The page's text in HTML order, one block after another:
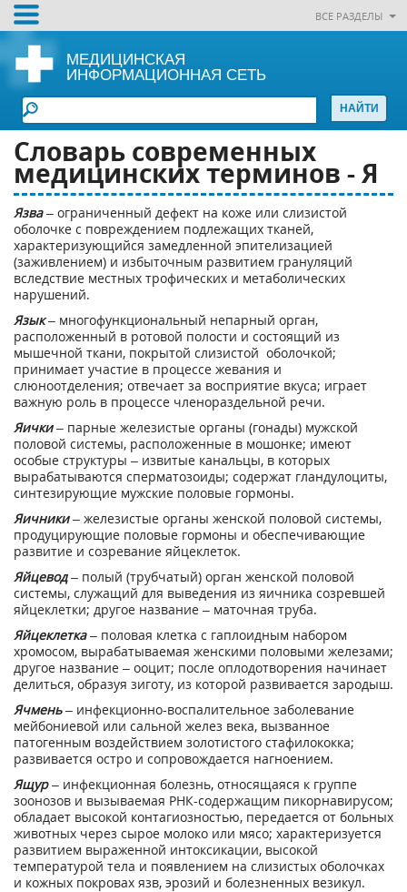
ВСЕ РАЗДЕЛЫ
МЕДИЦИНСКАЯ
ИНФОРМАЦИОННАЯ СЕТЬ
Словарь современных
медицинских терминов - Я
Язва – ограниченный дефект на коже или слизистой
оболочке с повреждением подлежащих тканей,
характеризующийся замедленной эпителизацией
(заживлением) и избыточным развитием грануляций
вследствие местных трофических и метаболических
нарушений.
Язык– многофункциональный непарный орган,
расположенный в ротовой полости и состоящий из
мышечной ткани, покрытой слизистой оболочкой;
принимает участие в процессе жевания и
слюноотделения; отвечает за восприятие вкуса; играет
важную роль в процессе членораздельной речи.
Яички – парные железистые органы (гонады) мужской
половой системы, расположенные в мошонке; имеют
особые структуры – извитые канальцы, в которых
вырабатываются сперматозоиды; содержат гландулоциты,
синтезирующие мужские половые гормоны.
Яичники – железистые органы женской половой системы,
продуцирующие половые гормоны и обеспечивающие
развитие и созревание яйцеклеток.
Яйцевод – полый (трубчатый) орган женской половой
системы, служащий для выведения из яичника созревшей
яйцеклетки; другое название – маточная труба.
Яйцеклетка – половая клетка с гаплоидным набором
хромосом, вырабатываемая женскими половыми железами;
другое название – ооцит; после оплодотворения начинает
делиться, образуя зиготу, из которой развивается зародыш.
Ячмень– инфекционно-воспалительное заболевание
мейбониевой или сальной желез века, вызванное
патогенным воздействием золотистого стафилококка;
развивается остро и сопровождается нагноением.
Ящур– инфекционная болезнь, относящаяся к группе
зоонозов и вызываемая РНК-содержащим пикорнавирусом;
обладает высокой контагиозностью, передается от больных
животных через сырое молоко или мясо; характеризуется
развитием выраженной интоксикации, высокой
температурой тела и появлением на слизистых оболочках
и кожных покровах язв, эрозий и болезненных везикул.